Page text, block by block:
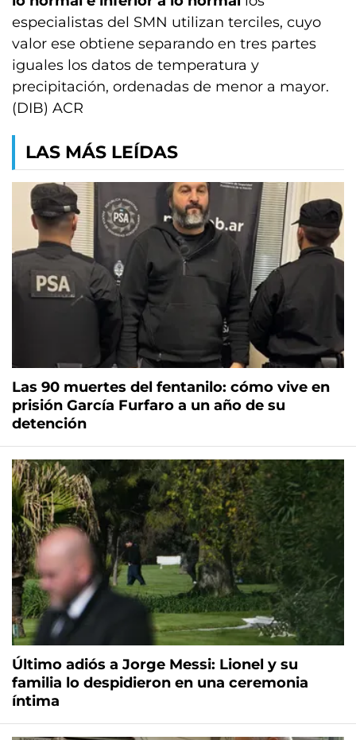
especialistas del SMN utilizan terciles, cuyo
valor ese obtiene separando en tres partes
iguales los datos de temperatura y
precipitación, ordenadas de menor a mayor.
(DIB) ACR
LAS MÁS LEÍDAS
Las 90 muertes del fentanilo: cómo vive en
prisión García Furfaro a un año de su
detención
Último adiós a Jorge Messi: Lionel y su
familia lo despidieron en una ceremonia
íntima